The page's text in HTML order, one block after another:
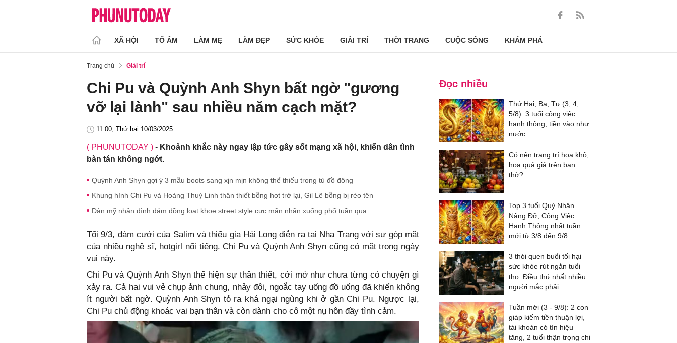
XÃ HỘI TỔ ẤM LÀM MẸ LÀM ĐẸP SỨC KHỎE GIẢI TRÍ THỜI TRANG CUỘC SỐNG KHÁM PHÁ
Trang chủ Giải trí
Chi Pu và Quỳnh Anh Shyn bất ngờ "gương
vỡ lại lành" sau nhiều năm cạch mặt?
11:00, Thứ hai 10/03/2025
( PHUNUTODAY ) - Khoảnh khắc này ngay lập tức gây sốt mạng xã hội, khiến dân tình
bàn tán không ngớt.
Quỳnh Anh Shyn gợi ý 3 mẫu boots sang xịn mịn không thể thiếu trong tủ đồ đông
Khung hình Chi Pu và Hoàng Thuỳ Linh thân thiết bỗng hot trở lại, Gil Lê bỗng bị réo tên
Dàn mỹ nhân đình đám đồng loạt khoe street style cực mãn nhãn xuống phố tuần qua
Tối 9/3, đám cưới của Salim và thiếu gia Hải Long diễn ra tại Nha Trang với sự góp mặt
của nhiều nghệ sĩ, hotgirl nổi tiếng. Chi Pu và Quỳnh Anh Shyn cũng có mặt trong ngày
vui này.
Chi Pu và Quỳnh Anh Shyn thể hiện sự thân thiết, cởi mở như chưa từng có chuyện gì
xảy ra. Cả hai vui vẻ chụp ảnh chung, nhảy đôi, ngoắc tay uống đồ uống đã khiến không
ít người bất ngờ. Quỳnh Anh Shyn tỏ ra khá ngại ngùng khi ở gần Chi Pu. Ngược lại,
Chi Pu chủ động khoác vai bạn thân và còn dành cho cô một nụ hôn đầy tình cảm.
Đọc nhiều
Thứ Hai, Ba, Tư (3, 4,
5/8): 3 tuổi công việc
hanh thông, tiền vào như
nước
Có nên trang trí hoa khô,
hoa quả giả trên ban
thờ?
Top 3 tuổi Quý Nhân
Nâng Đỡ, Công Việc
Hanh Thông nhất tuần
mới từ 3/8 đến 9/8
3 thói quen buổi tối hại
sức khỏe rút ngắn tuổi
thọ: Điều thứ nhất nhiều
người mắc phải
Tuần mới (3 - 9/8): 2 con
giáp kiếm tiền thuận lợi,
tài khoản có tín hiệu
tăng, 2 tuổi thận trọng chi